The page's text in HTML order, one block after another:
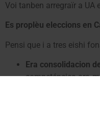
Voi tanben arregraïr a UA
Es proplèu eleccions en
Pensi que i a tres eishi
Era consolidacion
competéncies ara